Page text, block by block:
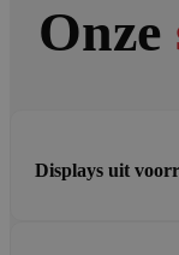
Onze
Displays uit